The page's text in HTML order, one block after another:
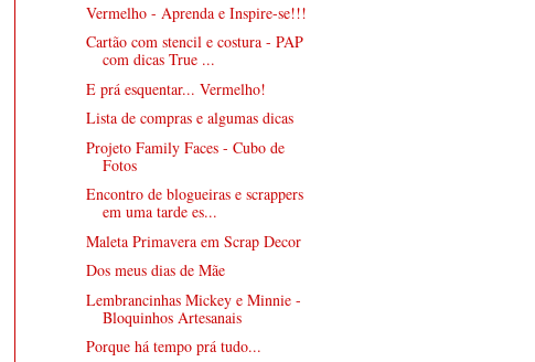
Vermelho - Aprenda e Inspire-se!!!
Cartão com stencil e costura - PAP
com dicas True ...
E prá esquentar... Vermelho!
Lista de compras e algumas dicas
Projeto Family Faces - Cubo de
Fotos
Encontro de blogueiras e scrappers
em uma tarde es...
Maleta Primavera em Scrap Decor
Dos meus dias de Mãe
Lembrancinhas Mickey e Minnie -
Bloquinhos Artesanais
Porque há tempo prá tudo...